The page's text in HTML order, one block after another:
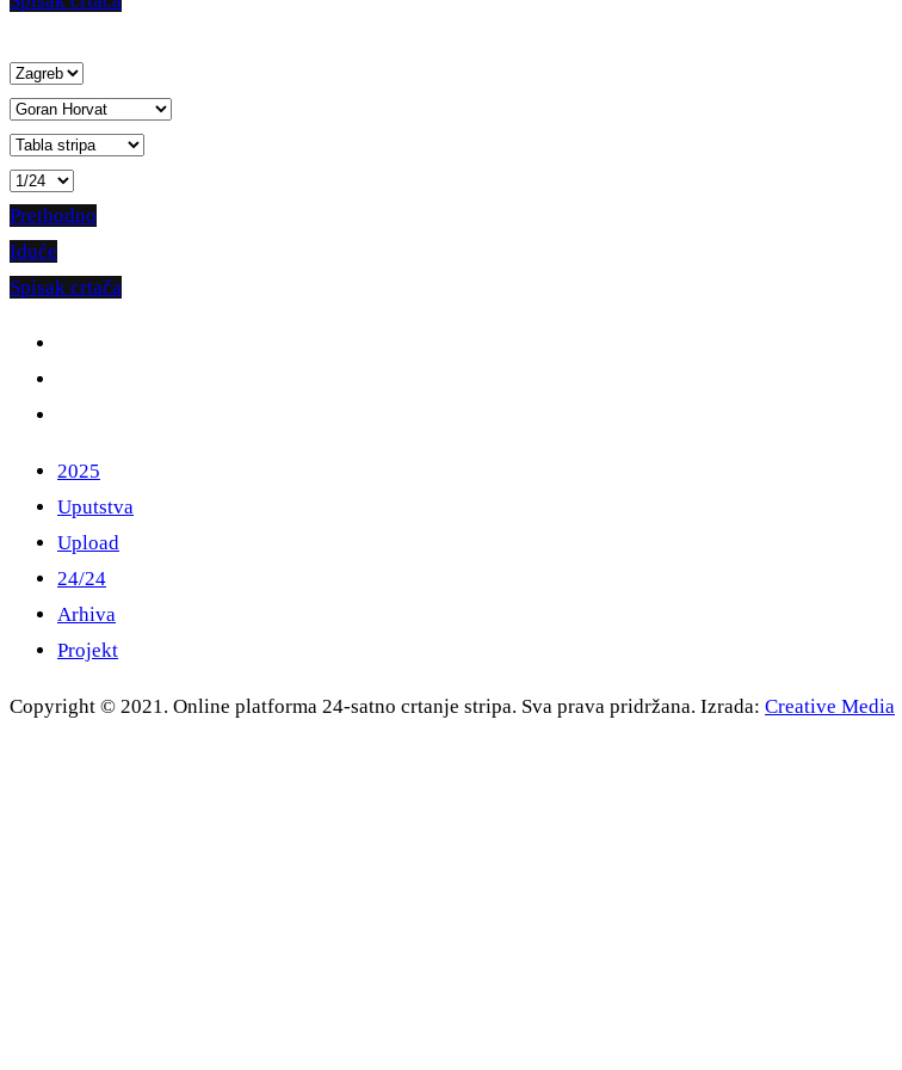
Prethodno
Iduće
Spisak crtača
2025
Uputstva
Upload
24/24
Arhiva
Projekt
Copyright © 2021. Online platforma 24-satno crtanje stripa. Sva prava pridržana. Izrada: Creative Media